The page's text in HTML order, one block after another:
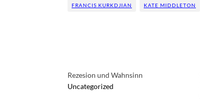
FRANCIS KURKDJIAN KATE MIDDLETON
Rezesion und Wahnsinn
Uncategorized